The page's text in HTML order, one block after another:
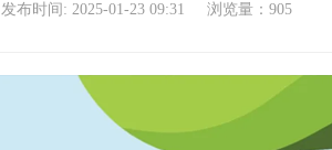
发布时间: 2025-01-23 09:31 浏览量：905